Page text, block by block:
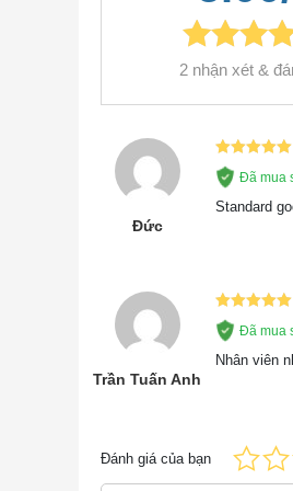
Hình 3 cho thấy các
ngăn xếp công suất
viên xếp chồng.
WS-C3850-48XS-S |
2 nhận xét &
Đức
Được xếp
hạng55
Đã mua
Standard
Trần Tuấn Anh
Được xếp
hạng55
Đã mua
Nhân viên
Đánh giá của bạn